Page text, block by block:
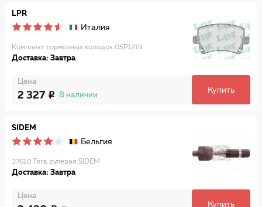
LPR
Италия
Комплект тормозных колодок 05P1219
Доставка: Завтра
Цена
2 327 В наличии
Купить
SIDEM
Бельгия
37610 Тяга рулевая SIDEM
Доставка: Завтра
Цена
Купить